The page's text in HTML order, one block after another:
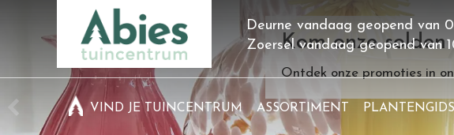
Kom onze solden
Ontdek onze promoties in
Deurne vandaag geopend van
Zoersel vandaag geopend van
VIND JE TUINCENTRUM ASSORTIMENT PLANTENGIDS